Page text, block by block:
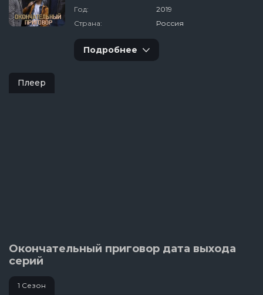
Год:
2019
Страна:
Россия
Подробнее
Плеер
Окончательный приговор дата выхода
серий
1 Сезон